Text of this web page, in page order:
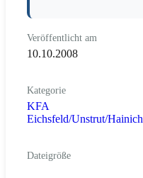
Veröffentlicht am
10.10.2008
Kategorie
KFA
Eichsfeld/Unstrut/Hainich
Dateigröße